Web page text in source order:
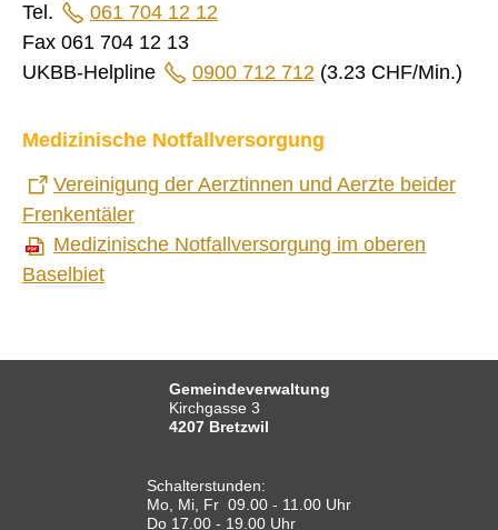
Tel.
061 704 12 12
Fax 061 704 12 13
UKBB-Helpline
0900 712 712 (3.23 CHF/Min.)
Medizinische Notfallversorgung
Vereinigung der Aerztinnen und Aerzte beider
Frenkentäler
Medizinische Notfallversorgung im oberen
Baselbiet
Gemeindeverwaltung
Kirchgasse 3
4207 Bretzwil
Schalterstunden:
Mo, Mi, Fr 09.00 - 11.00 Uhr
Do 17.00 - 19.00 Uhr